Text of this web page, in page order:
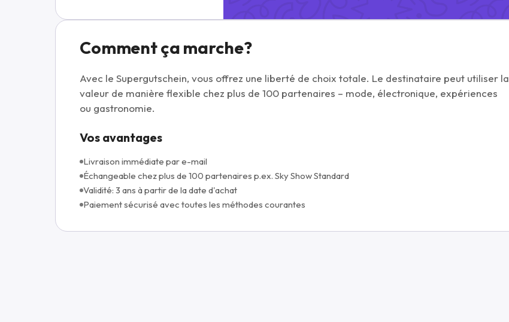
Comment ça marche?
Avec le Supergutschein, vous offrez une liberté de choix totale. Le destinataire peut utiliser la
valeur de manière flexible chez plus de 100 partenaires – mode, électronique, expériences
ou gastronomie.
Vos avantages
Livraison immédiate par e-mail
Échangeable chez plus de 100 partenaires p.ex. Sky Show Standard
Validité: 3 ans à partir de la date d'achat
Paiement sécurisé avec toutes les méthodes courantes